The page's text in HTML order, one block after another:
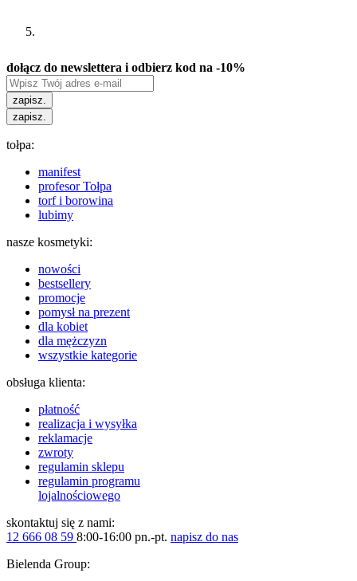
dołącz do newslettera i odbierz kod na -10%
zapisz.
zapisz.
tołpa:
manifest
profesor Tołpa
torf i borowina
lubimy
nasze kosmetyki:
nowości
bestsellery
promocje
pomysł na prezent
dla kobiet
dla mężczyzn
wszystkie kategorie
obsługa klienta:
płatność
realizacja i wysyłka
reklamacje
zwroty
regulamin sklepu
regulamin programu
lojalnościowego
skontaktuj się z nami:
12 666 08 59 8:00-16:00 pn.-pt. napisz do nas
Bielenda Group: